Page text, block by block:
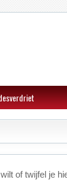
of twijfel je